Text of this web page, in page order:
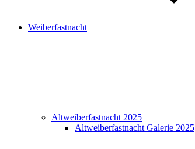
Weiberfastnacht
Altweiberfastnacht 2025
Altweiberfastnacht Galerie 2025